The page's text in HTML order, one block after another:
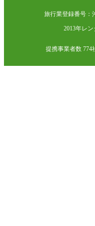
旅行業登録番号：
2013年レ
提携事業者数 774